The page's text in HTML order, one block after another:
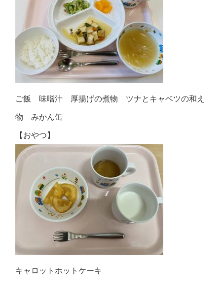
ご飯 味噌汁 厚揚げの煮物 ツナとキャベツの和え
物 みかん缶
【おやつ】
キャロットホットケーキ